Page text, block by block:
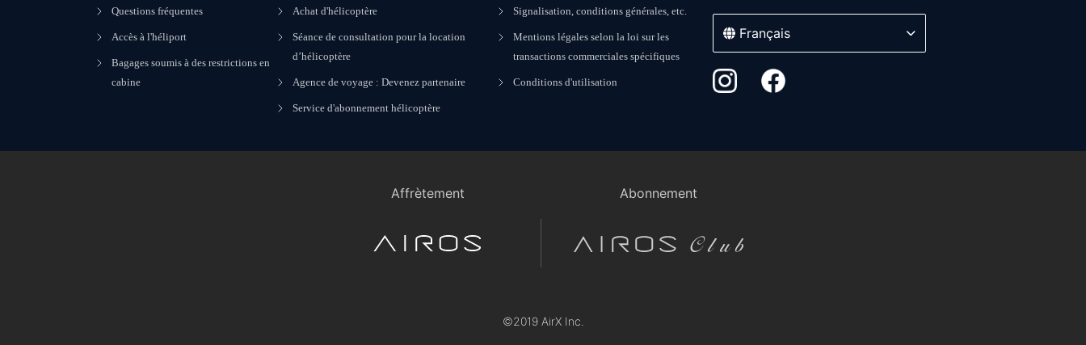
Questions fréquentes
Accès à l'héliport
Bagages soumis à des restrictions en
cabine
Achat d'hélicoptère
Séance de consultation pour la location
d’hélicoptère
Agence de voyage : Devenez partenaire
Service d'abonnement hélicoptère
Signalisation, conditions générales, etc.
Mentions légales selon la loi sur les
transactions commerciales spécifiques
Conditions d'utilisation
Français
Affrètement Abonnement
©2019 AirX Inc.